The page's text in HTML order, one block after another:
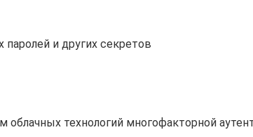
и других секретов
технологий многофакторной